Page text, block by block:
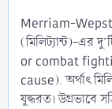
Merriam-
(মিলিট্যান্ট)-এর
or combat
cause). অর্থাৎ
যুদ্ধরত। উগ্রভাবে